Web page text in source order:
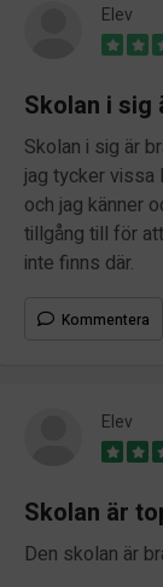
Elev
Skolan i sig
Skolan i sig är
jag tycker vissa
och jag känner
tillgång till för
inte finns där.
Kommentera
Elev
Skolan är
Den skolan är